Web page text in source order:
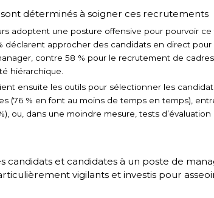
déterminés à soigner ces recrutements
adoptent une posture offensive pour pourvoir ce
déclarent approcher des candidats en direct pour
contre 58 % pour le recrutement de
hiérarchique.
ensuite les outils pour sélectionner les
(76 % en font au moins de temps en temps),
ou, dans une moindre mesure, tests
candidats et candidates à un poste de
vigilants et investis pour